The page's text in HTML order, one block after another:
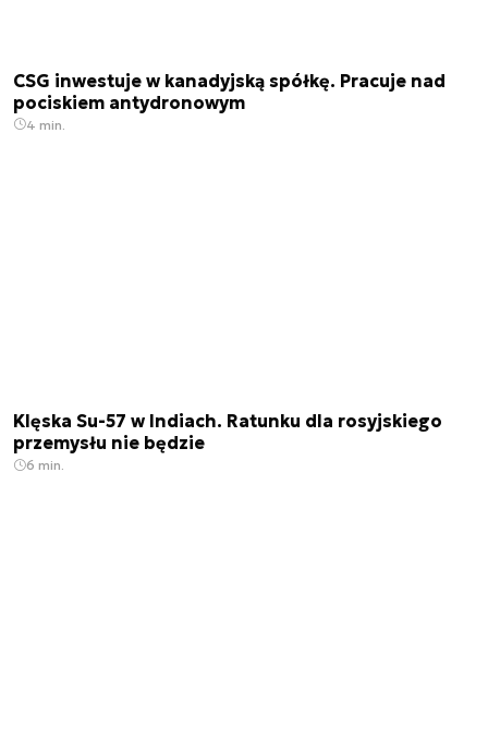
CSG inwestuje w kanadyjską spółkę. Pracuje nad
pociskiem antydronowym
4 min.
Klęska Su-57 w Indiach. Ratunku dla rosyjskiego
przemysłu nie będzie
6 min.